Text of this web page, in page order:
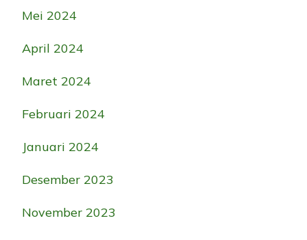
Mei 2024
April 2024
Maret 2024
Februari 2024
Januari 2024
Desember 2023
November 2023